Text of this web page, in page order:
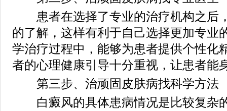
患者在选择了专业的治疗机构之后
的了解，这样有利于自己选择更加专业
学治疗过程中，能够为患者提供个性化
者的心理健康引导十分重视，让患者能
第三步、治顽固皮肤病找科学方法
白癜风的具体患病情况是比较复杂